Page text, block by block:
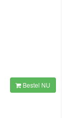
Bestel NU